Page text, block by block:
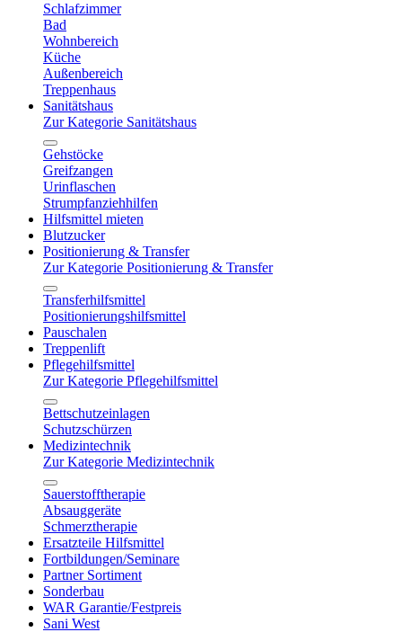
Schlafzimmer
Bad
Wohnbereich
Küche
Außenbereich
Treppenhaus
Sanitätshaus
Zur Kategorie Sanitätshaus
Gehstöcke
Greifzangen
Urinflaschen
Strumpfanziehhilfen
Hilfsmittel mieten
Blutzucker
Positionierung & Transfer
Zur Kategorie Positionierung & Transfer
Transferhilfsmittel
Positionierungshilfsmittel
Pauschalen
Treppenlift
Pflegehilfsmittel
Zur Kategorie Pflegehilfsmittel
Bettschutzeinlagen
Schutzschürzen
Medizintechnik
Zur Kategorie Medizintechnik
Sauerstofftherapie
Absauggeräte
Schmerztherapie
Ersatzteile Hilfsmittel
Fortbildungen/Seminare
Partner Sortiment
Sonderbau
WAR Garantie/Festpreis
Sani West